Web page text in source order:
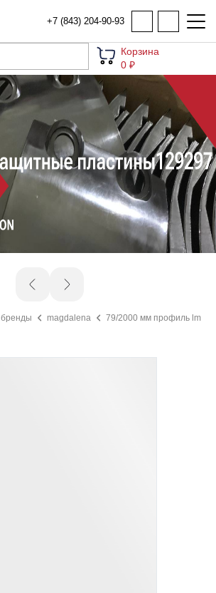
+7 (843) 204-90-93
Корзина
0 ₽
бренды magdalena 79/2000 мм профиль lm